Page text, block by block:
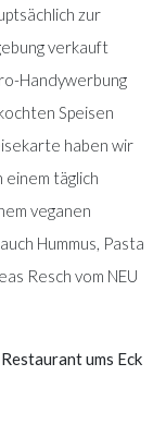
zur
verkauft
Handywerbung
Speisen
haben wir
einem täglich
veganen
Hummus, Pasta
Resch vom NEU
ums Eck